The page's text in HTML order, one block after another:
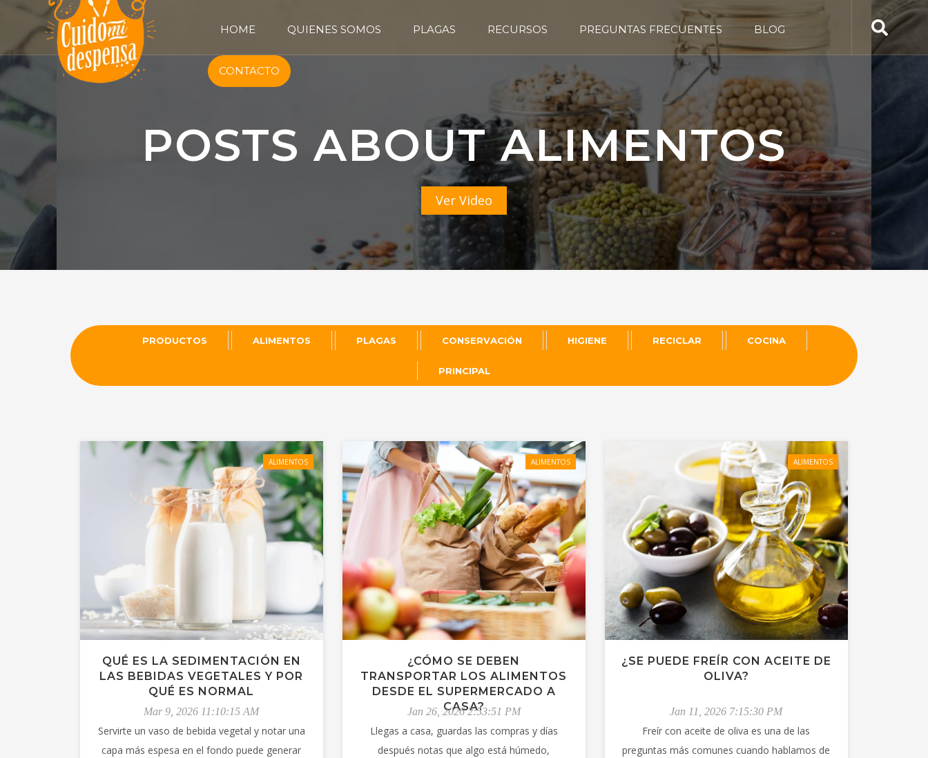
HOME QUIENES SOMOS PLAGAS RECURSOS PREGUNTAS FRECUENTES BLOG
CONTACTO
POSTS ABOUT ALIMENTOS
Ver Video
PRODUCTOS ALIMENTOS PLAGAS CONSERVACIÓN HIGIENE RECICLAR COCINA
PRINCIPAL
ALIMENTOS
QUÉ ES LA SEDIMENTACIÓN EN
LAS BEBIDAS VEGETALES Y POR
QUÉ ES NORMAL
Mar 9, 2026 11:10:15 AM
Servirte un vaso de bebida vegetal y notar una
capa más espesa en el fondo puede generar
ALIMENTOS
¿CÓMO SE DEBEN
TRANSPORTAR LOS ALIMENTOS
DESDE EL SUPERMERCADO A
CASA?
Jan 26, 2026 2:53:51 PM
Llegas a casa, guardas las compras y días
después notas que algo está húmedo,
ALIMENTOS
¿SE PUEDE FREÍR CON ACEITE DE
OLIVA?
Jan 11, 2026 7:15:30 PM
Freír con aceite de oliva es una de las
preguntas más comunes cuando hablamos de